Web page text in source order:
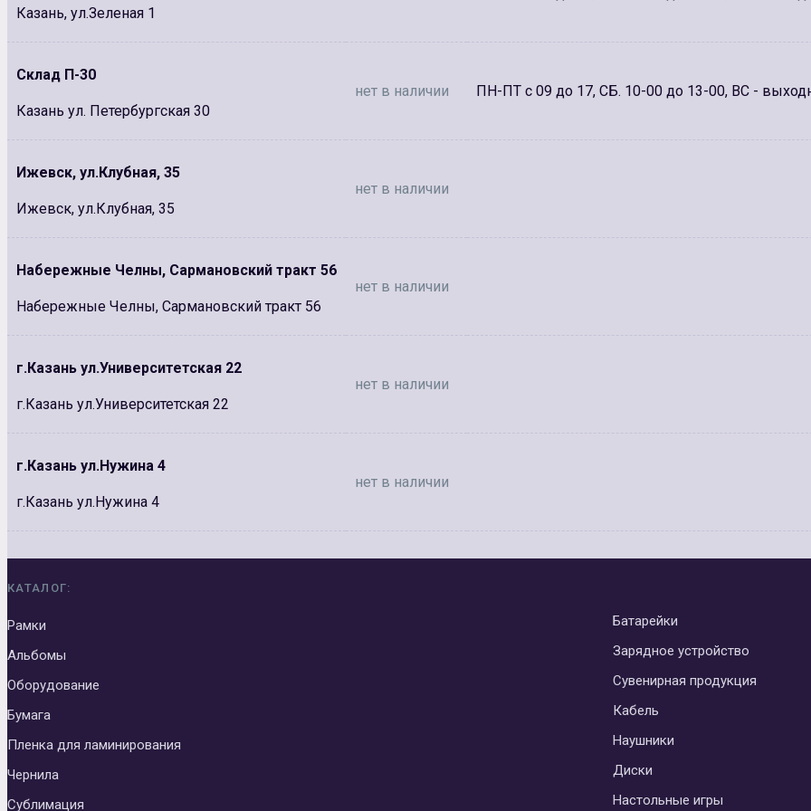
Казань, ул.Зеленая 1
Склад П-30
Казань ул. Петербургская 30
нет в наличии ПН-ПТ с 09 до 17, СБ. 10-00 до 13-00, ВС -
Ижевск, ул.Клубная, 35
Ижевск, ул.Клубная, 35
нет в наличии
Набережные Челны, Сармановский тракт 56
Набережные Челны, Сармановский тракт 56
нет в наличии
г.Казань ул.Университетская 22
г.Казань ул.Университетская 22
нет в наличии
г.Казань ул.Нужина 4
г.Казань ул.Нужина 4
нет в наличии
КАТАЛОГ:
Рамки
Альбомы
Оборудование
Бумага
Пленка для ламинирования
Чернила
Сублимация
Батарейки
Зарядное устройство
Сувенирная продукция
Кабель
Наушники
Диски
Настольные игры